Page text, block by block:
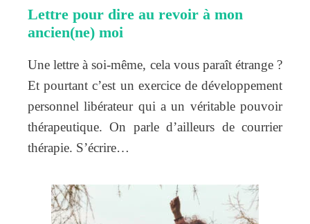
Lettre pour dire au revoir à mon
ancien(ne) moi
Une lettre à soi-même, cela vous paraît étrange ?
Et pourtant c’est un exercice de développement
personnel libérateur qui a un véritable pouvoir
thérapeutique. On parle d’ailleurs de courrier
thérapie. S’écrire…